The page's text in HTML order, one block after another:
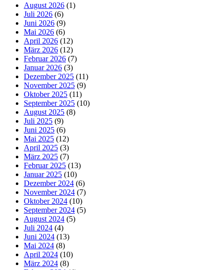
August 2026 (1)
Juli 2026 (6)
Juni 2026 (9)
Mai 2026 (6)
April 2026 (12)
März 2026 (12)
Februar 2026 (7)
Januar 2026 (3)
Dezember 2025 (11)
November 2025 (9)
Oktober 2025 (11)
September 2025 (10)
August 2025 (8)
Juli 2025 (9)
Juni 2025 (6)
Mai 2025 (12)
April 2025 (3)
März 2025 (7)
Februar 2025 (13)
Januar 2025 (10)
Dezember 2024 (6)
November 2024 (7)
Oktober 2024 (10)
September 2024 (5)
August 2024 (5)
Juli 2024 (4)
Juni 2024 (13)
Mai 2024 (8)
April 2024 (10)
März 2024 (8)